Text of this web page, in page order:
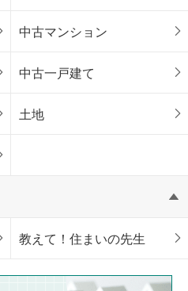
中古マンション
中古一戸建て
土地
教えて！住まいの先生